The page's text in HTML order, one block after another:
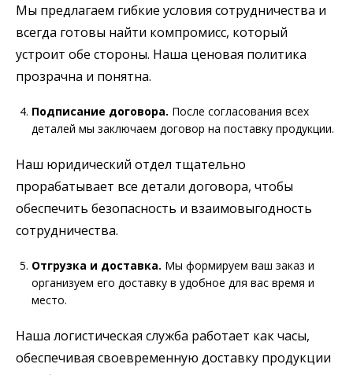
Мы предлагаем гибкие условия сотрудничества и
всегда готовы найти компромисс, который
устроит обе стороны. Наша ценовая политика
прозрачна и понятна.
Подписание договора. После согласования всех
деталей мы заключаем договор на поставку продукции.
Наш юридический отдел тщательно
прорабатывает все детали договора, чтобы
обеспечить безопасность и взаимовыгодность
сотрудничества.
Отгрузка и доставка. Мы формируем ваш заказ и
организуем его доставку в удобное для вас время и
место.
Наша логистическая служба работает как часы,
обеспечивая своевременную доставку продукции